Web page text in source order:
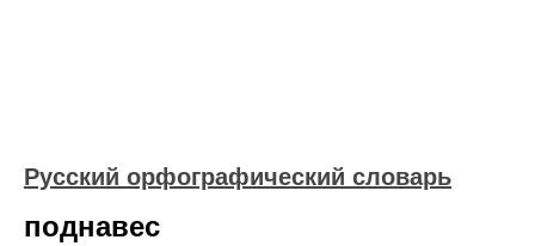
Русский орфографический словарь
поднавес